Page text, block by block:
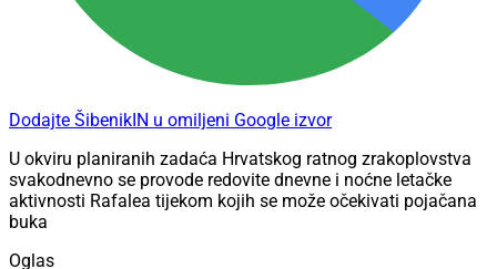
Dodajte ŠibenikIN u omiljeni Google izvor
U okviru planiranih zadaća Hrvatskog ratnog zrakoplovstva
svakodnevno se provode redovite dnevne i noćne letačke
aktivnosti Rafalea tijekom kojih se može očekivati pojačana
buka
Oglas